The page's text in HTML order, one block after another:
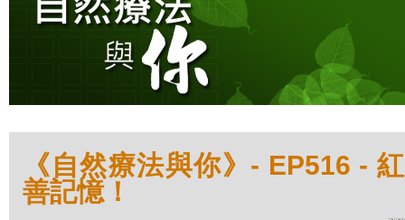
《自然療法與你》- EP516 -
善記憶！